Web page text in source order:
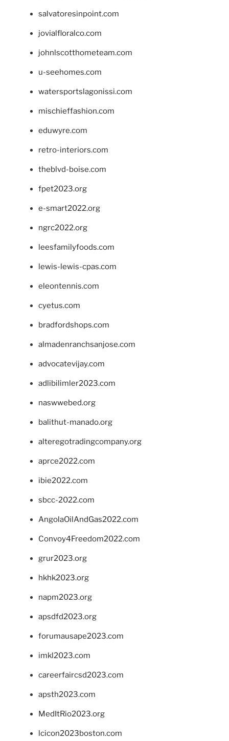
salvatoresinpoint.com
jovialfloralco.com
johnlscotthometeam.com
u-seehomes.com
watersportslagonissi.com
mischieffashion.com
eduwyre.com
retro-interiors.com
theblvd-boise.com
fpet2023.org
e-smart2022.org
ngrc2022.org
leesfamilyfoods.com
lewis-lewis-cpas.com
eleontennis.com
cyetus.com
bradfordshops.com
almadenranchsanjose.com
advocatevijay.com
adlibilimler2023.com
naswwebed.org
balithut-manado.org
alteregotradingcompany.org
aprce2022.com
ibie2022.com
sbcc-2022.com
AngolaOilAndGas2022.com
Convoy4Freedom2022.com
grur2023.org
hkhk2023.org
napm2023.org
apsdfd2023.org
forumausape2023.com
imkl2023.com
careerfaircsd2023.com
apsth2023.com
MedItRio2023.org
lcicon2023boston.com